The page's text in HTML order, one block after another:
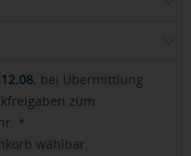
bei Übermittlung
zum
*
wählbar.